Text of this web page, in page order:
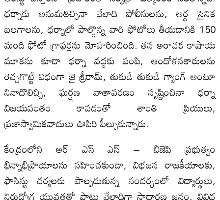
ధర్నాకు అనుమతిచ్చినా వేలాది పోలీసులను, అర్ధ సైనిక
బలగాలను, ధర్నాలో పాల్గొన్న వారి ఫోటోలు తీయడానికి 150
మంది ఫోటో గ్రాఫర్లను మోహరించింది. తన అరాచక కాషాయ
మూకను కూడా ధర్నా వద్దకు పంపి, ఆందోళనకారులను
రెచ్చగొట్టే విధంగా జై శ్రీరామ్, తుకుడే తుకుడే గ్యాంగ్ అంటూ
నినాదొలిచ్చి, ఘర్షణ వాతావరణం సృష్టించినా ధర్నా
విజయవంతం కావడంతో శాంతి ప్రియులు,
ప్రజాస్వామికవాదులు ఊపిరి పీల్చుకున్నారు.
కేంద్రంలోని అర్ ఎస్ ఎస్ – బిజెపి ప్రభుత్వం
భిన్నాభిప్రాయాలను సహించకుండా, విభజన రాజకీయాలకు,
ఫాసిస్టు చర్యలకు పాల్పడుతున్న సందర్భంలో విద్యార్థులు,
నిరుద్యోగ యువతతో పాటు వేలాదిగా సాధారణ జనం, వివిధ